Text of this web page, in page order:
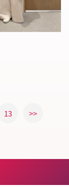
13 >>